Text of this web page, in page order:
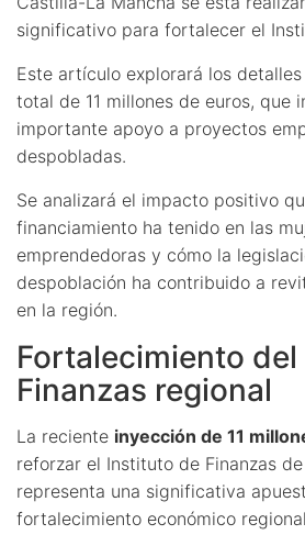
significativo para fortalecer el
Este artículo explorará los
total de 11 millones de euros, que
importante apoyo a proyectos
despobladas.
Se analizará el impacto positivo
financiamiento ha tenido en las
emprendedoras y cómo la
despoblación ha contribuido a
en la región.
Fortalecimiento
Finanzas regional
La reciente inyección de 11
reforzar el Instituto de Finanzas
representa una significativa
fortalecimiento económico